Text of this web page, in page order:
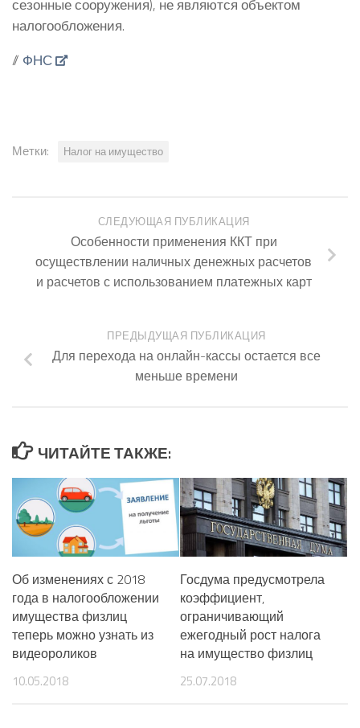
сезонные сооружения), не являются объектом
налогообложения.
// ФНС
Метки: Налог на имущество
СЛЕДУЮЩАЯ ПУБЛИКАЦИЯ
Особенности применения ККТ при
осуществлении наличных денежных расчетов
и расчетов с использованием платежных карт
ПРЕДЫДУЩАЯ ПУБЛИКАЦИЯ
Для перехода на онлайн-кассы остается все
меньше времени
ЧИТАЙТЕ ТАКЖЕ:
Об изменениях с 2018
года в налогообложении
имущества физлиц
теперь можно узнать из
видеороликов
10.05.2018
Госдума предусмотрела
коэффициент,
ограничивающий
ежегодный рост налога
на имущество физлиц
25.07.2018